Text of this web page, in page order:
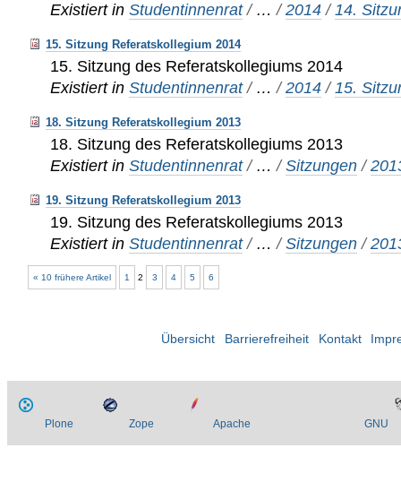
Existiert in Studentinnenrat / …/2014 /14.
15. Sitzung Referatskollegium 2014
15. Sitzung des Referatskollegiums 2014
Existiert in Studentinnenrat / …/2014 / 15.
18. Sitzung Referatskollegium 2013
18. Sitzung des Referatskollegiums 2013
Existiert in Studentinnenrat / …/Sitzungen /
19. Sitzung Referatskollegium 2013
19. Sitzung des Referatskollegiums 2013
Existiert in Studentinnenrat / …/Sitzungen /
« 10 frühere Artikel 1 2 3 4 5 6
Übersicht Barrierefreiheit Kontakt
Plone Zope Apache GNU